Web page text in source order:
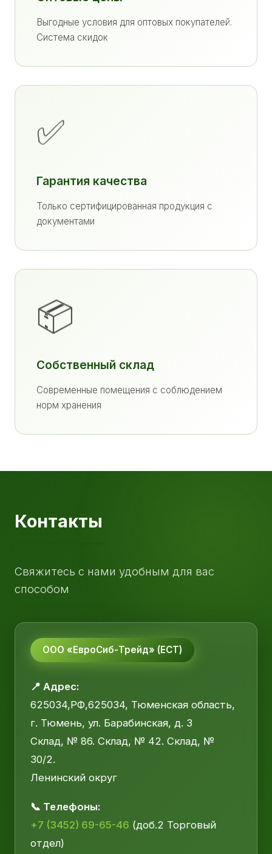
Выгодные условия для оптовых покупателей.
Система скидок
✅
Гарантия качества
Только сертифицированная продукция с
документами
📦
Собственный склад
Современные помещения с соблюдением
норм хранения
Контакты
Свяжитесь с нами удобным для вас
способом
ООО «ЕвроСиб-Трейд» (ЕСТ)
📍 Адрес:
625034,РФ,625034, Тюменская область,
г. Тюмень, ул. Барабинская, д. 3
Склад, № 86. Склад, № 42. Склад, №
30/2.
Ленинский округ
📞 Телефоны:
+7 (3452) 69-65-46 (доб.2 Торговый
отдел)